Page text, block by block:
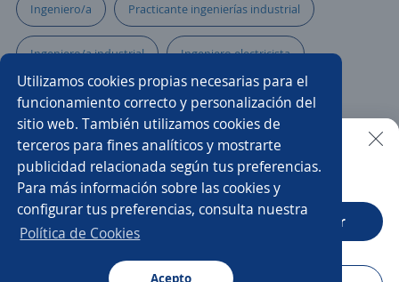
Utilizamos cookies propias necesarias para el
funcionamiento correcto y personalización del
sitio web. También utilizamos cookies de
terceros para fines analíticos y mostrarte
publicidad relacionada según tus preferencias.
Para más información sobre las cookies y
configurar tus preferencias, consulta nuestra
Política de Cookies
Acepto
Ingeniero/a Practicante ingenierías industrial
Ingeniero/a industrial Ingeniero electricista
Técnico/a Ingeniero comercial
Pasante de ingeniero civil Ingeniero ambiental
Gerente de proyectos Ingeniero/a de proyectos
Ingeniero residente
Ingeniero automatización
Buscar es más fácil en la app
CT App Abrir